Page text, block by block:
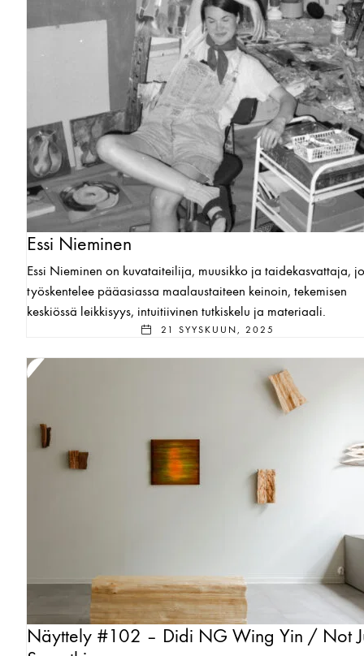
Essi Nieminen
Essi Nieminen on kuvataiteilija, muusikko ja taidekasvattaja,
työskentelee pääasiassa maalaustaiteen keinoin, tekemisen
keskiössä leikkisyys, intuitiivinen tutkiskelu ja materiaali.
21 SYYSKUUN, 2025
Näyttely #102 – Didi NG Wing Yin / Not